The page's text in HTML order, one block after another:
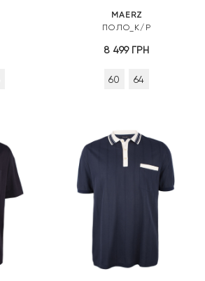
MAERZ
ПОЛО_К/Р
8 499 ГРН
60 64